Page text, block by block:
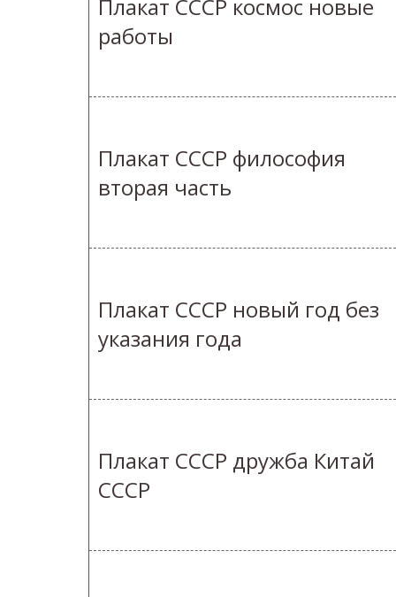
Плакат СССР космос новые
работы
Плакат СССР философия
вторая часть
Плакат СССР новый год без
указания года
Плакат СССР дружба Китай
СССР